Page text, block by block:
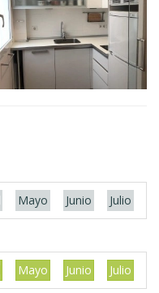
Mayo Junio Julio
Mayo Junio Julio